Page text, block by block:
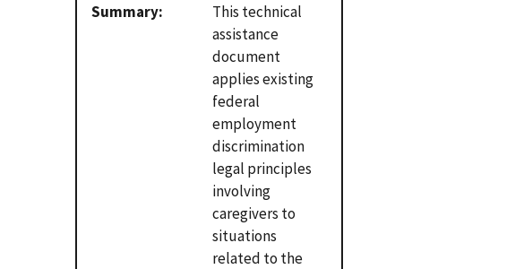
Summary
This technical
assistance
document
applies existing
federal
employment
discrimination
legal principles
involving
caregivers to
situations
related to the